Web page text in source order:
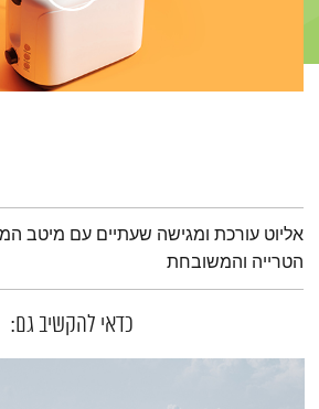
תמצית הפודקאסט
אליוט עורכת ומגישה שעתיים עם מיטב
הטרייה והמשובחת
כדאי להקשיב גם: